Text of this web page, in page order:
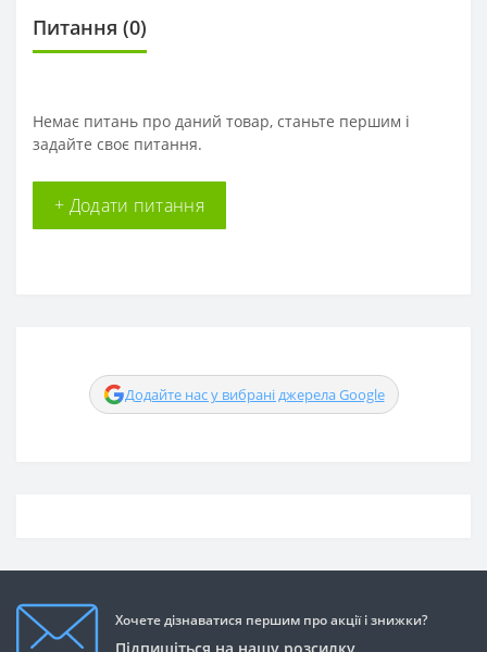
Питання (0)
Немає питань про даний товар, станьте першим і
задайте своє питання.
+ Додати питання
Додайте нас у вибрані джерела Google
Хочете дізнаватися першим про акції і знижки?
Підпишіться на нашу розсилку